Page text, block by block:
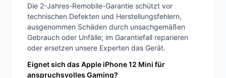
Die 2-Jahres-Remobile-Garantie schützt vor
technischen Defekten und Herstellungsfehlern,
ausgenommen Schäden durch unsachgemäßen
Gebrauch oder Unfälle; im Garantiefall reparieren
oder ersetzen unsere Experten das Gerät.
Eignet sich das Apple iPhone 12 Mini für
anspruchsvolles Gaming?